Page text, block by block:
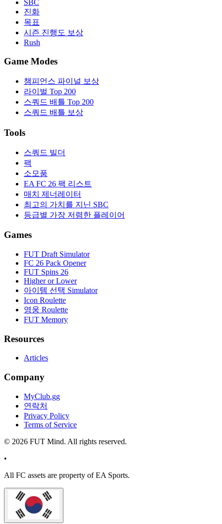
SBC
진화
목표
시즌 진행도 보상
Rush
Game Modes
챔피언스 파이널 보상
라이벌 Top 200
스쿼드 배틀 Top 200
스쿼드 배틀 보상
Tools
스쿼드 빌더
팩
소모품
EA FC 26 팩 리스트
매치 제너레이터
최고의 가치를 지닌 SBC
등급별 가장 저렴한 플레이어
Games
FUT Draft Simulator
FC 26 Pack Opener
FUT Spins 26
Higher or Lower
아이템 선택 Simulator
Icon Roulette
영웅 Roulette
FUT Memory
Resources
Articles
Company
MyClub.gg
연락처
Privacy Policy
Terms of Service
© 2026 FUT Mind. All rights reserved.
•
All FC assets are property of EA Sports.